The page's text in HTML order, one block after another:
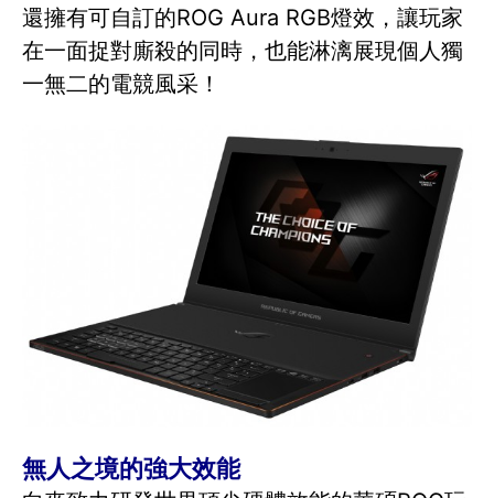
還擁有可自訂的ROG Aura RGB燈效，讓玩家
在一面捉對廝殺的同時，也能淋漓展現個人獨
一無二的電競風采！
無人之境的強大效能